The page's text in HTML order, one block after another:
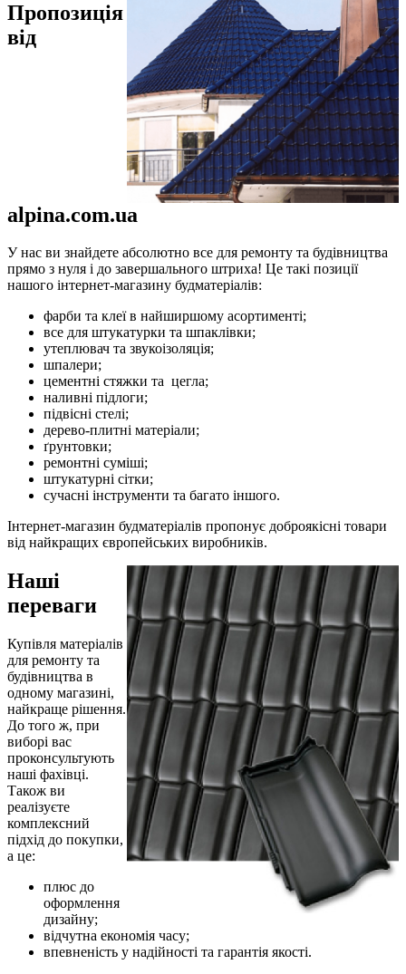
Пропозиція
від
alpina.com.ua
У нас ви знайдете абсолютно все для ремонту та будівництва
прямо з нуля і до завершального штриха! Це такі позиції
нашого інтернет-магазину будматеріалів:
фарби та клеї в найширшому асортименті;
все для штукатурки та шпаклівки;
утеплювач та звукоізоляція;
шпалери;
цементні стяжки та цегла;
наливні підлоги;
підвісні стелі;
дерево-плитні матеріали;
ґрунтовки;
ремонтні суміші;
штукатурні сітки;
сучасні інструменти та багато іншого.
Інтернет-магазин будматеріалів пропонує доброякісні товари
від найкращих європейських виробників.
Наші
переваги
Купівля матеріалів
для ремонту та
будівництва в
одному магазині,
найкраще рішення.
До того ж, при
виборі вас
проконсультують
наші фахівці.
Також ви
реалізуєте
комплексний
підхід до покупки,
а це:
плюс до
оформлення
дизайну;
відчутна економія часу;
впевненість у надійності та гарантія якості.